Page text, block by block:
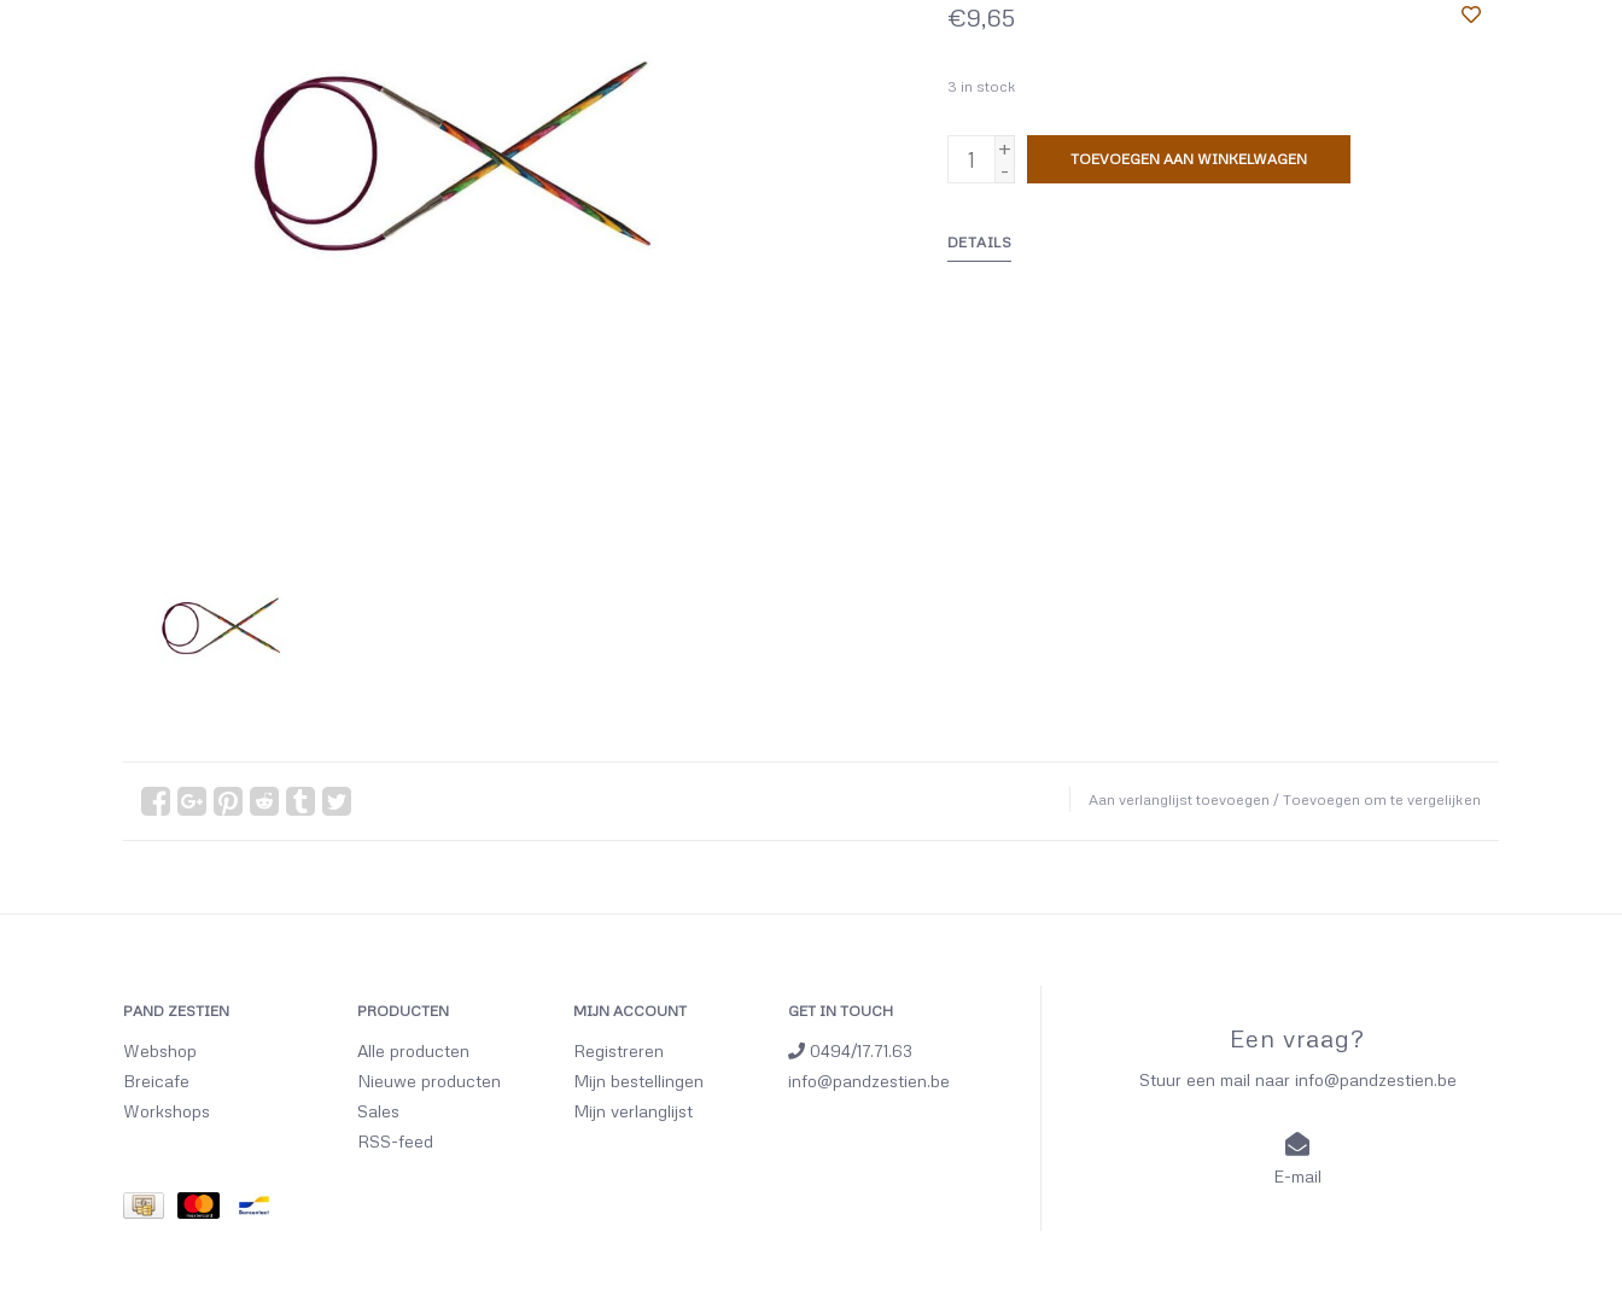
€9,65
3 in stock
+
-
TOEVOEGEN AAN WINKELWAGEN
DETAILS
Aan verlanglijst toevoegen / Toevoegen om te vergelijken
PAND ZESTIEN
Webshop
Breicafe
Workshops
PRODUCTEN
Alle producten
Nieuwe producten
Sales
RSS-feed
MIJN ACCOUNT
Registreren
Mijn bestellingen
Mijn verlanglijst
GET IN TOUCH
0494/17.71.63
info@pandzestien.be
Een vraag?
Stuur een mail naar info@pandzestien.be
E-mail